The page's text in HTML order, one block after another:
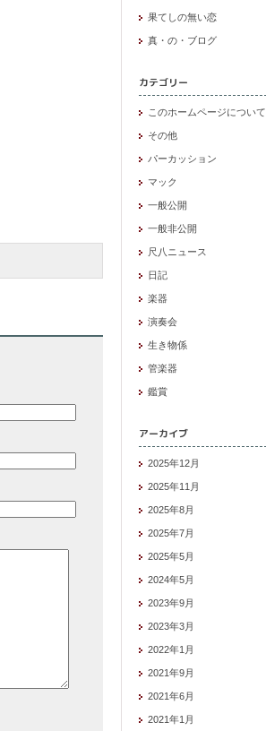
果てしの無い恋
真・の・ブログ
カテゴリー
このホームページについて
その他
パーカッション
マック
一般公開
一般非公開
尺八ニュース
日記
楽器
演奏会
生き物係
管楽器
鑑賞
アーカイブ
2025年12月
2025年11月
2025年8月
2025年7月
2025年5月
2024年5月
2023年9月
2023年3月
2022年1月
2021年9月
2021年6月
2021年1月